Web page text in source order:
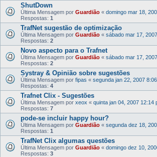
ShutDown
Última Mensagem por Guardião « domingo mar 18,
Respostas: 1
TrafNet sugestão de optimização
Última Mensagem por Guardião « sábado mar 17,
Respostas: 2
Novo aspecto para o Trafnet
Última Mensagem por Guardião « sábado mar 17,
Respostas: 2
Systray & Opinião sobre sugestões
Última Mensagem por fipas « segunda jan 22, 2007
Respostas: 4
Trafnet Clix - Sugestões
Última Mensagem por xeox « quinta jan 04, 2007 12:14
Respostas: 7
pode-se incluir happy hour?
Última Mensagem por Guardião « segunda dez 18,
Respostas: 1
TrafNet Clix algumas questões
Última Mensagem por Guardião « domingo dez 10,
Respostas: 3